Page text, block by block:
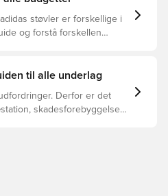
støvler er forskellige i
og forstå forskellen
til alle underlag
Derfor er det
skadesforebyggelse